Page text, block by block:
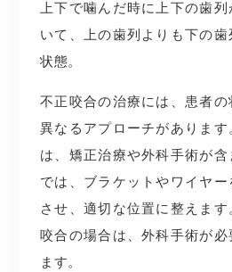
上下で噛んだ時に上下の歯
いて、上の歯列よりも下の
状態。
不正咬合の治療には、患者の
異なるアプローチがあります
は、矯正治療や外科手術が
では、ブラケットやワイヤ
させ、適切な位置に整えま
咬合の場合は、外科手術が必
ます。